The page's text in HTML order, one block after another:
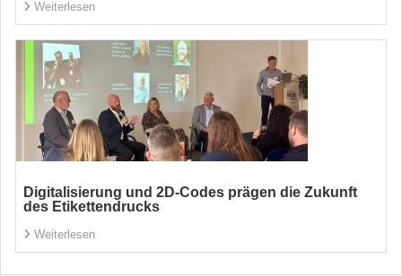
Weiterlesen
Digitalisierung und 2D-Codes prägen die Zukunft
des Etikettendrucks
Weiterlesen